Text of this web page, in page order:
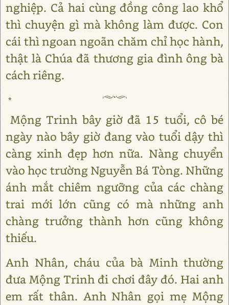
nghiệp. Cả hai cùng đồng công lao khổ
thì chuyện gì mà không làm được. Con
cái thì ngoan ngoãn chăm chỉ học hành,
thật là Chúa đã thương gia đình ông bà
cách riêng.
*
Mộng Trinh bây giờ đã 15 tuổi, cô bé
ngày nào bây giờ đang vào tuổi dậy thì
càng xinh đẹp hơn nữa. Nàng chuyển
vào học trường Nguyễn Bá Tòng. Những
ánh mắt chiêm ngưỡng của các chàng
trai mới lớn cũng có mà những anh
chàng trưởng thành hơn cũng không
thiếu.
Anh Nhân, cháu của bà Minh thường
đưa Mộng Trinh đi chơi đây đó. Hai anh
em rất thân. Anh Nhân gọi mẹ Mộng